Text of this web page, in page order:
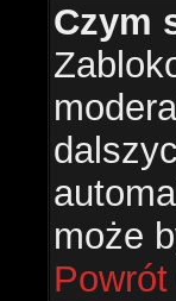
Czym
może